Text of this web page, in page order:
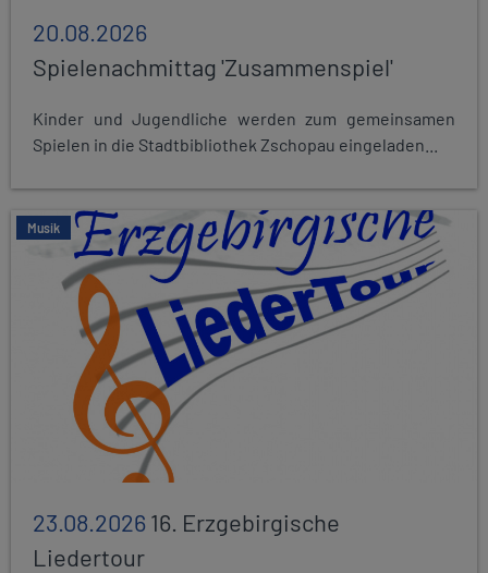
20.08.2026
Spielenachmittag 'Zusammenspiel'
Kinder und Jugendliche werden zum gemeinsamen
Spielen in die Stadtbibliothek Zschopau eingeladen...
Musik
23.08.202616. Erzgebirgische
Liedertour